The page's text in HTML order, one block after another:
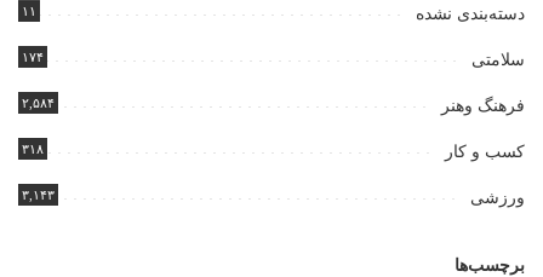
دسته‌بندی نشده ۱۱
سلامتی ۱۷۴
فرهنگ وهنر ۲,۵۸۴
کسب و کار ۳۱۸
ورزشی ۳,۱۴۳
برچسب‌ها